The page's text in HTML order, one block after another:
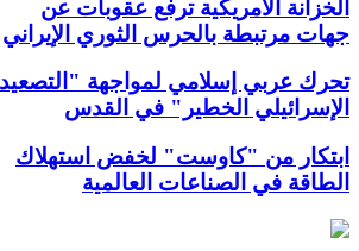
الخزانة الأمريكية ترفع عقوبات عن
جهات مرتبطة بالحرس الثوري الإيراني
تحرك عربي إسلامي لمواجهة "التصعيد
الإسرائيلي الخطير" في القدس
ابتكار من "كاوست" لخفض استهلاك
الطاقة في الصناعات العالمية